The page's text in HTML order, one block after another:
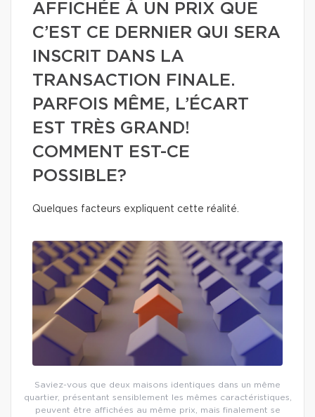
AFFICHÉE À UN PRIX QUE
C’EST CE DERNIER QUI SERA
INSCRIT DANS LA
TRANSACTION FINALE.
PARFOIS MÊME, L’ÉCART
EST TRÈS GRAND!
COMMENT EST-CE
POSSIBLE?
Quelques facteurs expliquent cette réalité.
Saviez-vous que deux maisons identiques dans un même
quartier, présentant sensiblement les mêmes caractéristiques,
peuvent être affichées au même prix, mais finalement se